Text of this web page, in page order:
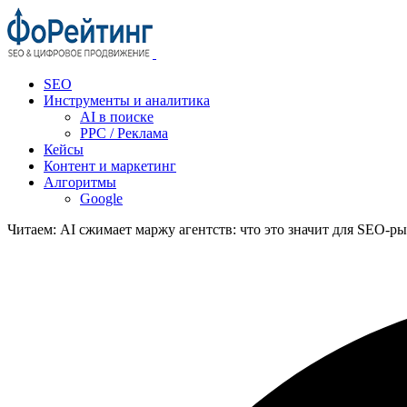
SEO
Инструменты и аналитика
AI в поиске
PPC / Реклама
Кейсы
Контент и маркетинг
Алгоритмы
Google
Читаем: AI сжимает маржу агентств: что это значит для